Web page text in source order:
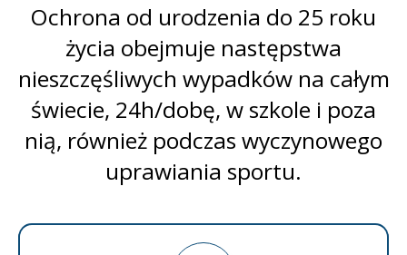
Ochrona od urodzenia do 25 roku
życia obejmuje następstwa
nieszczęśliwych wypadków na całym
świecie, 24h/dobę, w szkole i poza
nią, również podczas wyczynowego
uprawiania sportu.